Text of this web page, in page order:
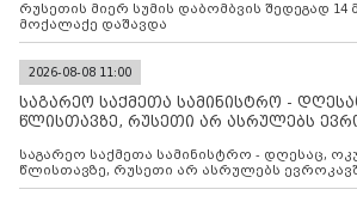
რუსეთის მიერ სუმის დაბომბვის შედეგად 14
მოქალაქე დაშავდა
2026-08-08 11:00
საგარეო საქმეთა სამინისტრო -
წლისთავზე, რუსეთი არ ასრულებს
საგარეო საქმეთა სამინისტრო - დღესაც,
წლისთავზე, რუსეთი არ ასრულებს
დადებულ 2008 წლის 12 აგვისტოს ცეცხლის